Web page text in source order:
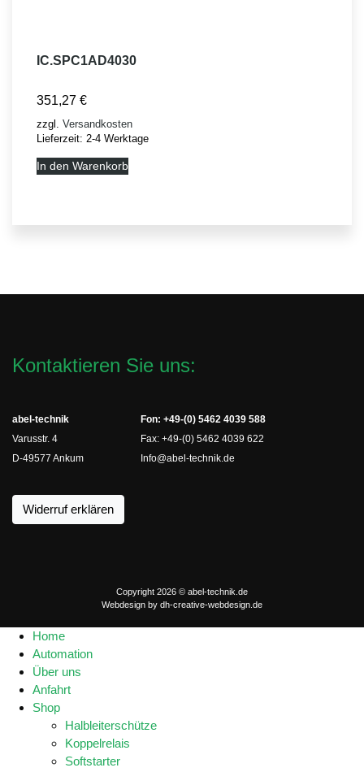
IC.SPC1AD4030
351,27 €
zzgl. Versandkosten
Lieferzeit: 2-4 Werktage
In den Warenkorb
Kontaktieren Sie uns:
abel-technik
Varusstr. 4
D-49577 Ankum
Widerruf erklären
Fon: +49-(0) 5462 4039 588
Fax: +49-(0) 5462 4039 622
Info@abel-technik.de
Copyright 2026 © abel-technik.de
Webdesign by dh-creative-webdesign.de
Home
Automation
Über uns
Anfahrt
Shop
Halbleiterschütze
Koppelrelais
Softstarter